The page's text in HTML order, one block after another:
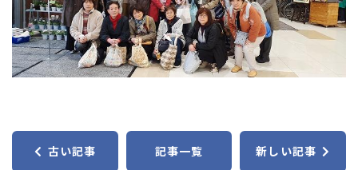
古い記事 記事一覧 新しい記事